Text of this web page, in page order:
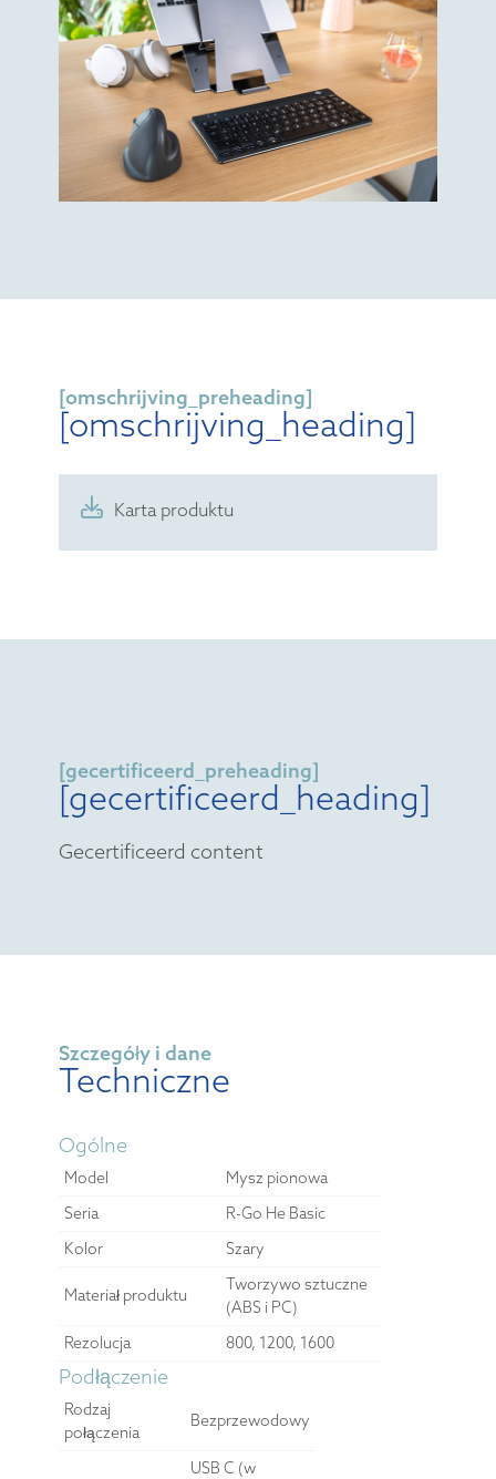
[omschrijving_preheading]
[omschrijving_heading]
Karta produktu
[gecertificeerd_preheading]
[gecertificeerd_heading]
Gecertificeerd content
Szczegóły i dane
Techniczne
Ogólne
Model
Mysz pionowa
Seria
R-Go He Basic
Kolor
Szary
Materiał produktu
Tworzywo sztuczne
(ABS i PC)
Rezolucja
800, 1200, 1600
Podłączenie
Rodzaj
połączenia
Bezprzewodowy
USB C (w